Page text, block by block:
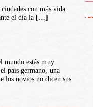
con más vida
el día la […]
mundo estás muy
país germano, una
los novios no dicen sus